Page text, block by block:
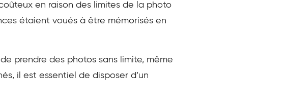
en raison des limites de la photo
étaient voués à être mémorisés en
prendre des photos sans limite, même
il est essentiel de disposer d’un